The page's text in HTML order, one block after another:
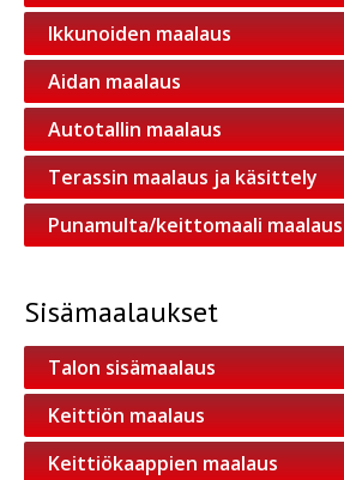
Ikkunoiden maalaus
Aidan maalaus
Autotallin maalaus
Terassin maalaus ja käsittely
Punamulta/keittomaali maalaus
Sisämaalaukset
Talon sisämaalaus
Keittiön maalaus
Keittiökaappien maalaus